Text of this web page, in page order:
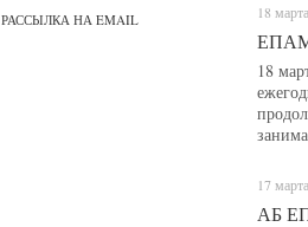
РАССЫЛКА НА EMAIL
18
ЕПАМ
18
17
АБ